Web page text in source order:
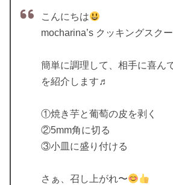
こんにちは
mocharina’s クッキングスク
簡単に調理して、相手に喜ん
を紹介します♬
①焼き芋と葡萄の皮を剥く
②5mm角に切る
③小皿に盛り付ける
さぁ、召し上がれ〜